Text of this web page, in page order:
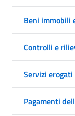
Beni immobili
Controlli e
Servizi erogati
Pagamenti